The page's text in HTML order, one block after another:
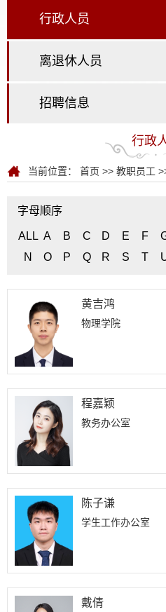
行政人员
离退休人员
招聘信息
行政
当前位置： 首页 >> 教职员工
字母顺序
ALL A B C D E F
N
O P Q R S T
黄吉鸿
物理学院
程嘉颖
教务办公室
陈子谦
学生工作办公室
戴倩